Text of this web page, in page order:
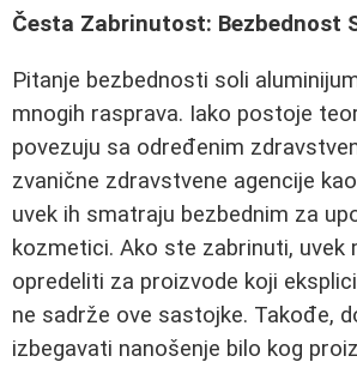
Česta Zabrinutost: Bezbednost
Pitanje bezbednosti soli
mnogih rasprava. Iako postoje
povezuju sa određenim
zvanične zdravstvene agencije
uvek ih smatraju bezbednim za
kozmetici. Ako ste zabrinuti, uvek
opredeliti za proizvode koji
ne sadrže ove sastojke. Takođe,
izbegavati nanošenje bilo kog